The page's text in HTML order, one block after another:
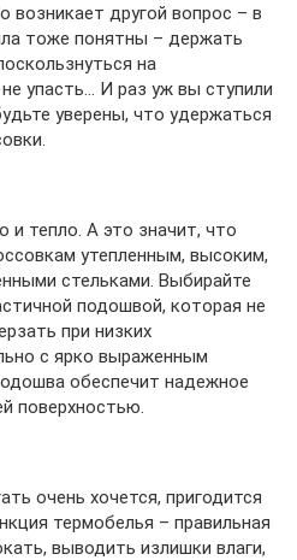
возникает другой вопрос – в
тоже понятны – держать
на
упасть… И раз уж вы ступили
уверены, что удержаться
тепло. А это значит, что
утепленным, высоким,
стельками. Выбирайте
подошвой, которая не
при низких
с ярко выраженным
обеспечит надежное
поверхностью.
очень хочется, пригодится
термобелья – правильная
выводить излишки влаги,